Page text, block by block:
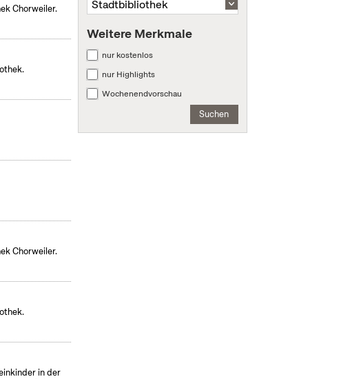
Chorweiler.
Chorweiler.
in der
Weitere Merkmale
nur kostenlos
nur Highlights
Wochenendvorschau
Suchen